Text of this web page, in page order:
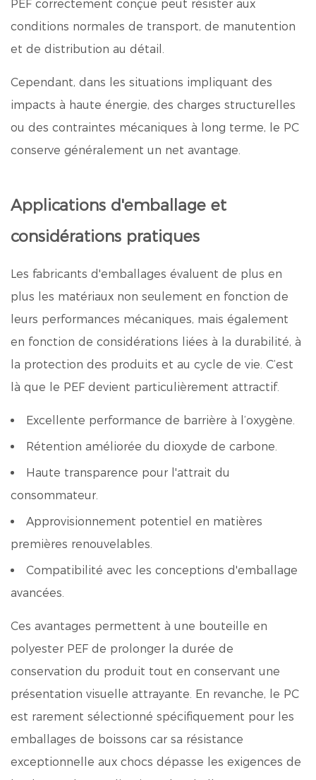
PEF correctement conçue peut résister aux
conditions normales de transport, de manutention
et de distribution au détail.
Cependant, dans les situations impliquant des
impacts à haute énergie, des charges structurelles
ou des contraintes mécaniques à long terme, le PC
conserve généralement un net avantage.
Applications d'emballage et
considérations pratiques
Les fabricants d'emballages évaluent de plus en
plus les matériaux non seulement en fonction de
leurs performances mécaniques, mais également
en fonction de considérations liées à la durabilité, à
la protection des produits et au cycle de vie. C’est
là que le PEF devient particulièrement attractif.
Excellente performance de barrière à l’oxygène.
Rétention améliorée du dioxyde de carbone.
Haute transparence pour l'attrait du
consommateur.
Approvisionnement potentiel en matières
premières renouvelables.
Compatibilité avec les conceptions d'emballage
avancées.
Ces avantages permettent à une bouteille en
polyester PEF de prolonger la durée de
conservation du produit tout en conservant une
présentation visuelle attrayante. En revanche, le PC
est rarement sélectionné spécifiquement pour les
emballages de boissons car sa résistance
exceptionnelle aux chocs dépasse les exigences de